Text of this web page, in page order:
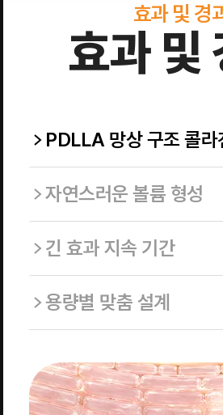
효과 및 경
효과 및
PDLLA 망상 구조 콜라
자연스러운 볼륨 형성
긴 효과 지속 기간
용량별 맞춤 설계